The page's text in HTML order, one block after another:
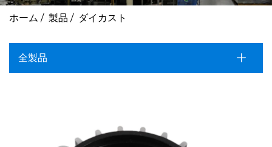
ホーム / 製品 / ダイカスト
全製品